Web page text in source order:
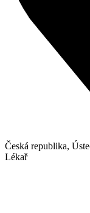
Česká republika,
Lékař